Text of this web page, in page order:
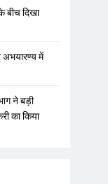
बीच दिखा
अभयारण्य में
ने बड़ी
का किया